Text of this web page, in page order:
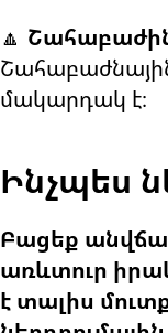
🔼
մակարդակ է։
Ինչպես
Բացեք
առևտուր
է տալիս